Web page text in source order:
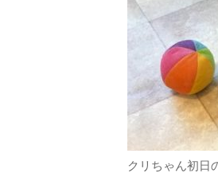
クリちゃん初日